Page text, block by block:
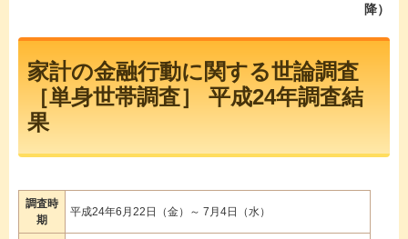
降）
家計の金融行動に関する世論調査
［単身世帯調査］ 平成24年調査結
果
調査時
期
平成24年6月22日（金）～ 7月4日（水）